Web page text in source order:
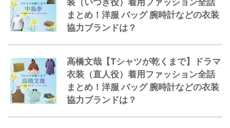
装（いつき役）着用ファッション全話
まとめ！洋服 バッグ 腕時計などの衣装
協力ブランドは？
高橋文哉【Tシャツが乾くまで】ドラマ
衣装（直人役）着用ファッション全話
まとめ！洋服 バッグ 腕時計などの衣装
協力ブランドは？